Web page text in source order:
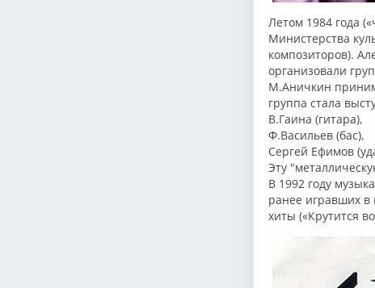
Летом 1984 года
Министерства
композиторов).
организовали
М.Аничкин
группа стала
В.Гаина (гитара),
Ф.Васильев (бас),
Сергей Ефимов
Эту
В 1992 году
ранее игравших
хиты («Крутится